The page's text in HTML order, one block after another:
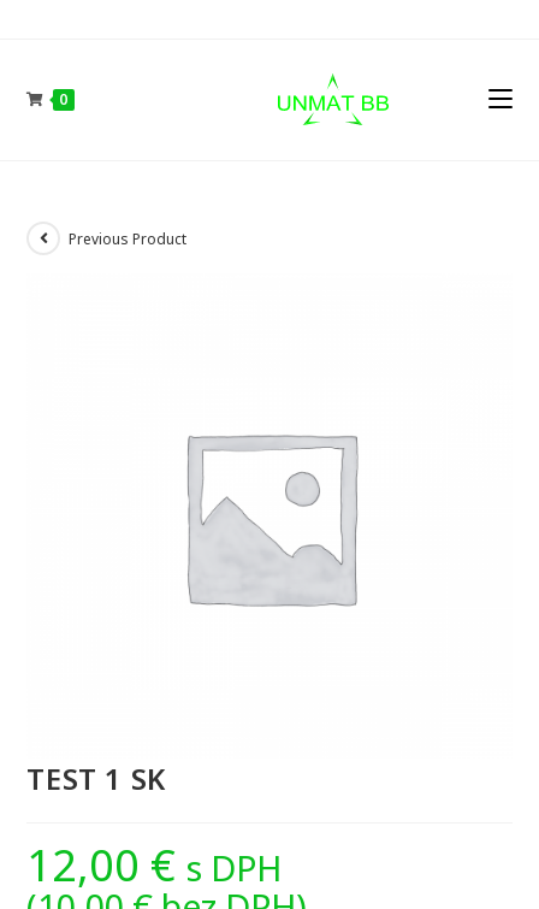
0
Previous Product
TEST 1 SK
12,00 € s DPH